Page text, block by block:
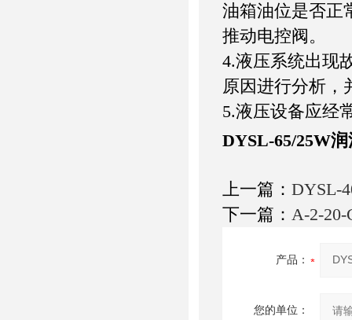
油箱油位是否正
推动电控阀。
4.液压系统出现
原因进行分析，
5.液压设备应经
DYSL-65/25W
上一篇： DYSL-
下一篇： A-2-
产品：
您的单位：